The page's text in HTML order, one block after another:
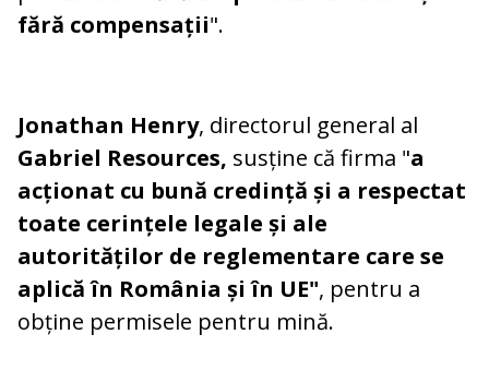
fără compensații".
Jonathan Henry, directorul general al
Gabriel Resources, susține că firma "a
acționat cu bună credință și a respectat
toate cerințele legale și ale
autorităților de reglementare care se
aplică în România și în UE", pentru a
obține permisele pentru mină.